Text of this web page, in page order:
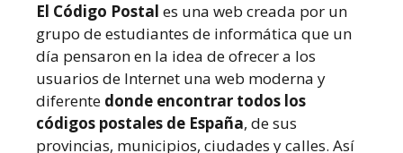
El Código Postal es una web creada por un
grupo de estudiantes de informática que un
día pensaron en la idea de ofrecer a los
usuarios de Internet una web moderna y
diferente donde encontrar todos los
códigos postales de España, de sus
provincias, municipios, ciudades y calles. Así